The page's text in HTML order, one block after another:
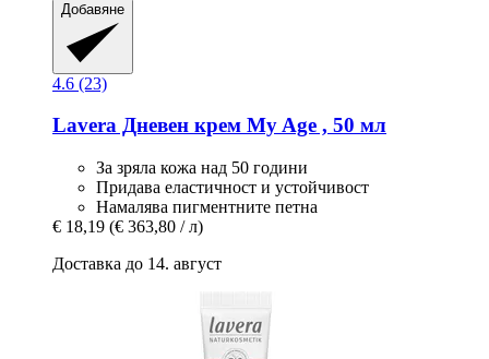
Добавяне
4.6 (23)
Lavera Дневен крем My Age , 50 мл
За зряла кожа над 50 години
Придава еластичност и устойчивост
Намалява пигментните петна
€ 18,19 (€ 363,80 / л)
Доставка до 14. август